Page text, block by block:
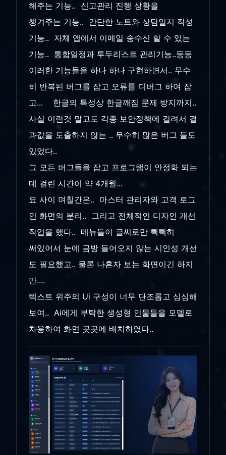
해주는 기능.. 신고관리 진행 상황을
챙겨주는 기능.. 간단한 노트와 상담일지 작성
기능.. 자체 앱에서 이메일 송수신 할 수 있는
기능.. 통합일정과 투두리스트 관리기능..등등
이러한 기능들을 하나 하나 구현하면서.. 무수
히 반복된 버그를 잡고 오류를 디버그 하여 잡
고... 한글의 특성상 한글깨짐 문제 방지까지..
사실 이런것 말고도 각종 보안정책에 걸려서 결
과값을 도출하지 않는 .. 무수히 많은 버그 들도
있었다..
그 모든 버그들을 잡고 프로그램이 안정화 되는
데 걸린 시간이 약 4개월...
요 사이 며칠간은.. 마스터 관리자와 고객 로그
인 화면의 분리.. 그리고 전체적인 디자인 개선
작업을 했다.. 메뉴들이 글씨로만 빽빽히
써있어서 눈에 금방 들어오지 않는 시인성 개선
도 필요했고.. 물론 나혼자 보는 화면이긴 하지
만....
텍스트 위주의 Ui 구성이 너무 단조롭고 심심해
보여.. Ai에게 부탁한 생성형 인물들을 모델로
차용하여 화면 곳곳에 배치하였다..